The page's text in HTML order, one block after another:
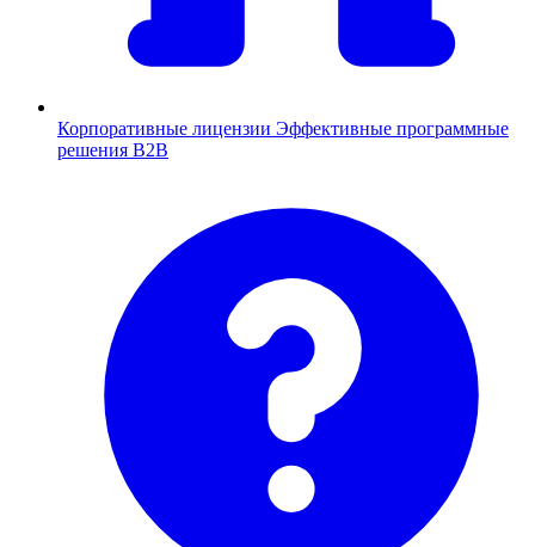
Корпоративные лицензии Эффективные программные
решения B2B